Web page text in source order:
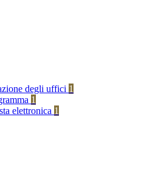
degli uffici 1
1
elettronica 1